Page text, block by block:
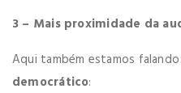
3 – Mais proximidade da
Aqui também estamos
democrático: